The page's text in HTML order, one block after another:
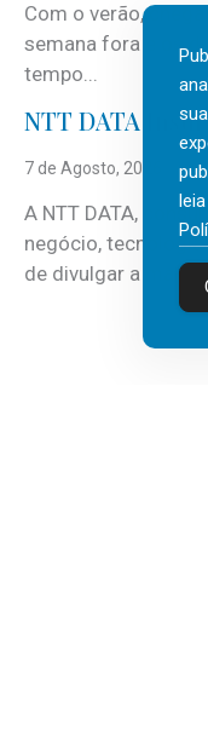
Com o verão,
semana fora e os
tempo...
NTT DATA
7 de Agosto, 2026
A NTT DATA,
negócio,
de divulgar a mais